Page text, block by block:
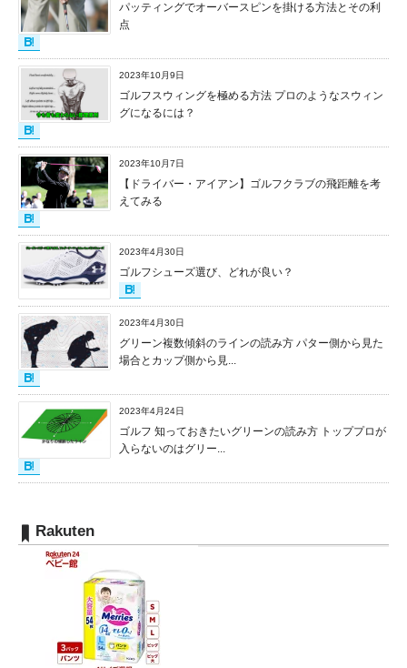
パッティングでオーバースピンを掛ける方法とその利
点
2023年10月9日
ゴルフスウィングを極める方法 プロのようなスウィン
グになるには？
2023年10月7日
【ドライバー・アイアン】ゴルフクラブの飛距離を考
えてみる
2023年4月30日
ゴルフシューズ選び、どれが良い？
2023年4月30日
グリーン複数傾斜のラインの読み方 パター側から見た
場合とカップ側から見...
2023年4月24日
ゴルフ 知っておきたいグリーンの読み方 トッププロが
入らないのはグリー...
Rakuten